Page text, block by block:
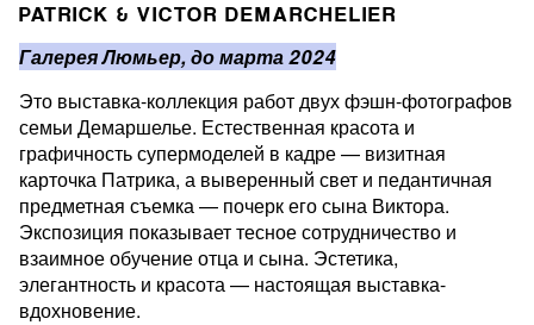
PATRICK & VICTOR DEMARCHELIER
Галерея Люмьер, до марта 2024
Это выставка-коллекция работ двух фэшн-фотографов
семьи Демаршелье. Естественная красота и
графичность супермоделей в кадре — визитная
карточка Патрика, а выверенный свет и педантичная
предметная съемка — почерк его сына Виктора.
Экспозиция показывает тесное сотрудничество и
взаимное обучение отца и сына. Эстетика,
элегантность и красота — настоящая выставка-
вдохновение.